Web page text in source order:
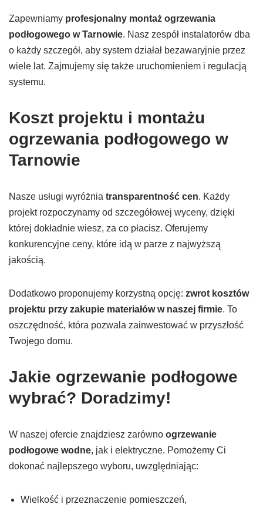
Zapewniamy profesjonalny montaż ogrzewania
podłogowego w Tarnowie. Nasz zespół instalatorów dba
o każdy szczegół, aby system działał bezawaryjnie przez
wiele lat. Zajmujemy się także uruchomieniem i regulacją
systemu.
Koszt projektu i montażu
ogrzewania podłogowego w
Tarnowie
Nasze usługi wyróżnia transparentność cen. Każdy
projekt rozpoczynamy od szczegółowej wyceny, dzięki
której dokładnie wiesz, za co płacisz. Oferujemy
konkurencyjne ceny, które idą w parze z najwyższą
jakością.
Dodatkowo proponujemy korzystną opcję: zwrot kosztów
projektu przy zakupie materiałów w naszej firmie. To
oszczędność, która pozwala zainwestować w przyszłość
Twojego domu.
Jakie ogrzewanie podłogowe
wybrać? Doradzimy!
W naszej ofercie znajdziesz zarówno ogrzewanie
podłogowe wodne, jak i elektryczne. Pomożemy Ci
dokonać najlepszego wyboru, uwzględniając:
Wielkość i przeznaczenie pomieszczeń,